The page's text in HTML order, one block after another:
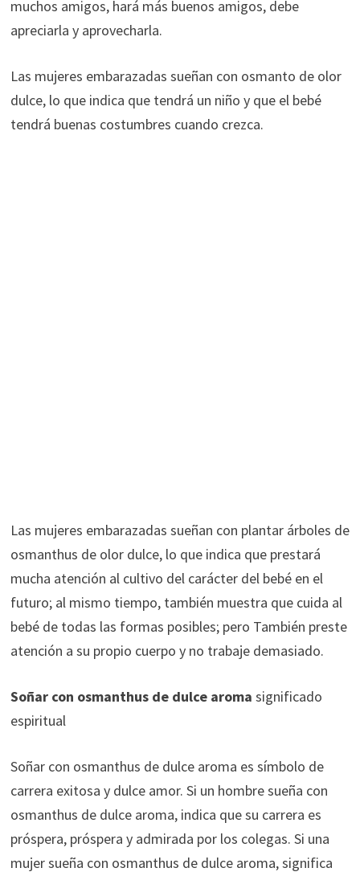
muchos amigos, hará más buenos amigos, debe
apreciarla y aprovecharla.
Las mujeres embarazadas sueñan con osmanto de olor
dulce, lo que indica que tendrá un niño y que el bebé
tendrá buenas costumbres cuando crezca.
Las mujeres embarazadas sueñan con plantar árboles de
osmanthus de olor dulce, lo que indica que prestará
mucha atención al cultivo del carácter del bebé en el
futuro; al mismo tiempo, también muestra que cuida al
bebé de todas las formas posibles; pero También preste
atención a su propio cuerpo y no trabaje demasiado.
Soñar con osmanthus de dulce aroma significado
espiritual
Soñar con osmanthus de dulce aroma es símbolo de
carrera exitosa y dulce amor. Si un hombre sueña con
osmanthus de dulce aroma, indica que su carrera es
próspera, próspera y admirada por los colegas. Si una
mujer sueña con osmanthus de dulce aroma, significa